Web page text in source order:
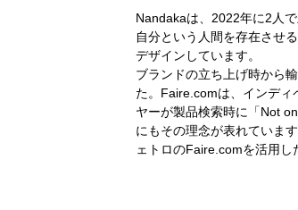
Nandakaは、2022年に2人
自分という人間を存在させ
デザインしています。
ブランドの立ち上げ時から
た。Faire.comは、インディ
ヤーが製品検索時に「Not
にもその理念が表れていま
ェトロのFaire.comを活用し